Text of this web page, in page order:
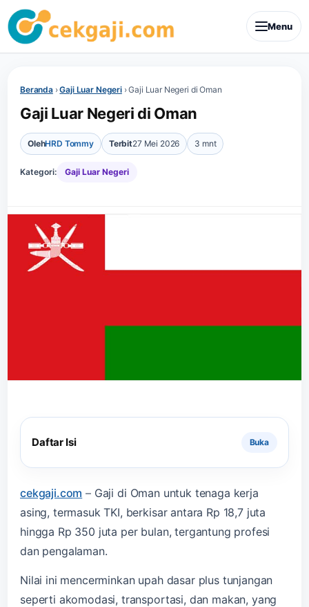
Menu
Beranda›Gaji Luar Negeri›Gaji Luar Negeri di Oman
Gaji Luar Negeri di Oman
OlehHRD Tommy Terbit27 Mei 2026 3 mnt
Kategori: Gaji Luar Negeri
Daftar Isi
cekgaji.com – Gaji di Oman untuk tenaga kerja
asing, termasuk TKI, berkisar antara Rp 18,7 juta
hingga Rp 350 juta per bulan, tergantung profesi
dan pengalaman.
Nilai ini mencerminkan upah dasar plus tunjangan
seperti akomodasi, transportasi, dan makan, yang